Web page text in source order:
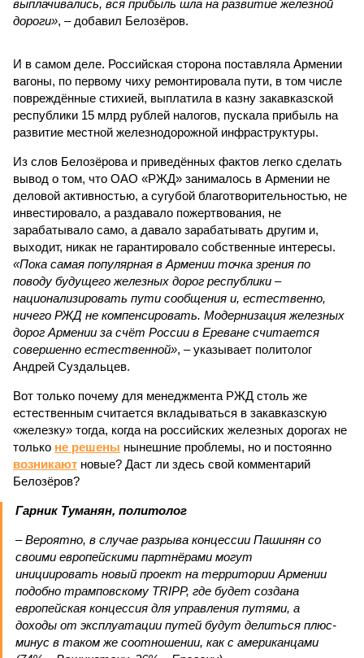
выплачивались, вся прибыль шла на развитие железной
дороги», – добавил Белозёров.
И в самом деле. Российская сторона поставляла Армении
вагоны, по первому чиху ремонтировала пути, в том числе
повреждённые стихией, выплатила в казну закавказской
республики 15 млрд рублей налогов, пускала прибыль на
развитие местной железнодорожной инфраструктуры.
Из слов Белозёрова и приведённых фактов легко сделать
вывод о том, что ОАО «РЖД» занималось в Армении не
деловой активностью, а сугубой благотворительностью, не
инвестировало, а раздавало пожертвования, не
зарабатывало само, а давало зарабатывать другим и,
выходит, никак не гарантировало собственные интересы.
«Пока самая популярная в Армении точка зрения по
поводу будущего железных дорог рес­публики –
национализировать пути сообщения и, естественно,
ничего РЖД не компенсировать. Модернизация железных
дорог Армении за счёт России в Ереване считается
совершенно естественной», – указывает политолог
Андрей Суздальцев.
Вот только почему для менеджмента РЖД столь же
естественным считается вкладываться в закавказскую
«железку» тогда, когда на российских железных дорогах не
только не решены нынешние проблемы, но и постоянно
возникают новые? Даст ли здесь свой комментарий
Белозёров?
Гарник Туманян, политолог
– Вероятно, в случае разрыва концессии Пашинян со
своими европейскими партнёрами могут
инициировать новый проект на территории Армении
подобно трамповскому TRIPP, где будет создана
европейская концессия для управления путями, а
доходы от эксплуатации путей будут делиться плюс-
минус в таком же соотношении, как с американцами